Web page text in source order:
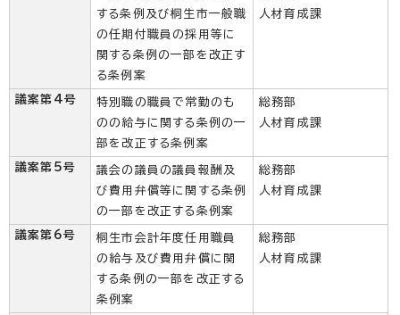
する条例及び桐生市一般職
の任期付職員の採用等に
関する条例の一部を改正す
る条例案
人材育成課
議案第4号
特別職の職員で常勤のも
のの給与に関する条例の一
部を改正する条例案
総務部
人材育成課
議案第5号
議会の議員の議員報酬及
び費用弁償等に関する条例
の一部を改正する条例案
総務部
人材育成課
議案第6号
桐生市会計年度任用職員
の給与及び費用弁償に関
する条例の一部を改正する
条例案
総務部
人材育成課